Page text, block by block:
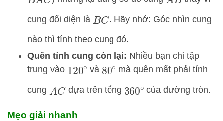
cung đối diện là BC. Hãy nhớ: Góc nhìn cung
nào thì tính theo cung đó.
Quên tính cung còn lại: Nhiều bạn chỉ tập
trung vào 120∘và 80∘mà quên mất phải tính
cung ACdựa trên tổng 360∘của đường tròn.
Mẹo giải nhanh